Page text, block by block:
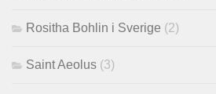
Rositha Bohlin i Sverige (2)
Saint Aeolus (3)